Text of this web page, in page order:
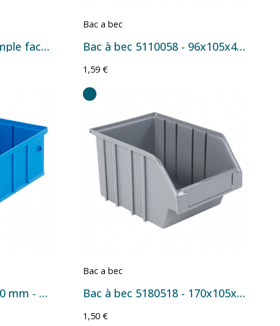
Rack de rangement simple face Série ECO avec bacs à bec – Plusieurs configurations
Bac a bec
Bac à bec 5110058 - 96x105x45 mm - 0,2 L Rouge
1,59 €
Bac à bec - 300x156x90 mm - 3,4 L
Bac a bec
Bac à bec 5180518 - 170x105x75 mm - 1 L Gris
1,50 €